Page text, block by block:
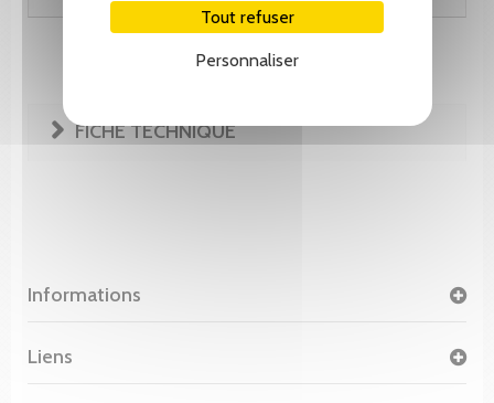
Tout refuser
Personnaliser
FICHE TECHNIQUE
Informations
Liens